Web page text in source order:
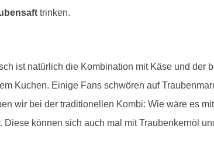
trinken.
ist natürlich die Kombination mit Käse und der
Kuchen. Einige Fans schwören auf
wir bei der traditionellen Kombi: Wie wäre es
können sich auch mal mit Traubenkernöl